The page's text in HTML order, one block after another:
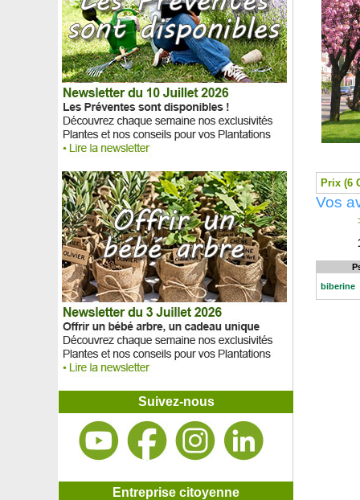
Argousier
Aronie noire
Aronie rouge 'Brilliant'
Asiminier trilobé Paw paw
Asparagus de Sprenger
Aster d’automne blanc
Aster d'automne bleu
Aster d’automne rose
Aster d’automne rouge
Aster d'automne violet
Astilbe Rose
Astilbe Rouge
Astrance Blanche
Astrance Rose
Astrance Rouge
Aubépine à fleurs rouges 'Paul's Scarlet'
Aubépine blanche, Aubépine monogyne
Aucuba du Japon 'Crotonifolia'
Aulne à feuilles en coeur
Aulne blanc
Aulne glutineux
Aulne glutineux 'Imperialis'
Avocatier 'Bacon'
Avocatier 'Ettinger'
Avocatier 'Fuerte'
Avocatier 'Hass'
Azalée caduque Blanche
Azalée caduque 'Golden Flare'
Suivez-nous
Entreprise citoyenne
Prix (6
Vos
biberine